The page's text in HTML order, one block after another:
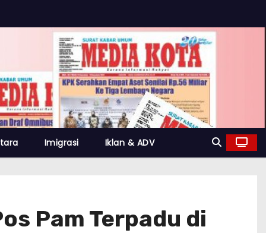
Imigrasi Iklan & ADV
Pam Terpadu di